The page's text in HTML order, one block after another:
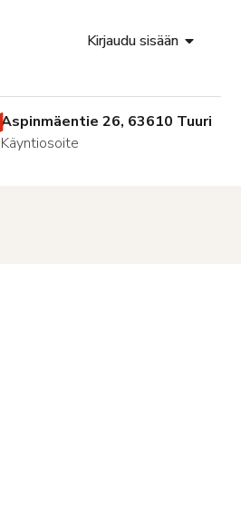
Kirjaudu sisään
Aspinmäentie 26, 63610 Tuuri
Käyntiosoite